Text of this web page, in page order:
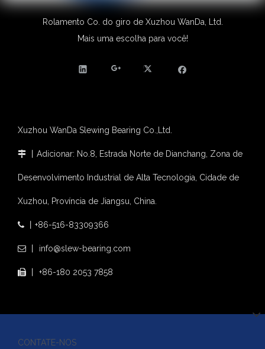
Rolamento Co. do giro de Xuzhou WanDa, Ltd.
Mais uma escolha para você!
Xuzhou WanDa Slewing Bearing Co.,Ltd.
 丨Adicionar: No.8, Estrada Norte de Dianchang, Zona de
Desenvolvimento Industrial de Alta Tecnologia, Cidade de
Xuzhou, Província de Jiangsu, China.
 丨+86-516-83309366
 丨 info@slew-bearing.com
 丨 +86-180 2053 7858
CONTATE-NOS